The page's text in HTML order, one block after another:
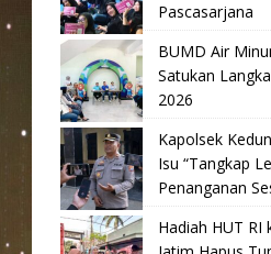
Pascasarjana
BUMD Air
Satukan
2026
Kapolsek
Isu “Tangkap
Penanganan
Hadiah HUT RI